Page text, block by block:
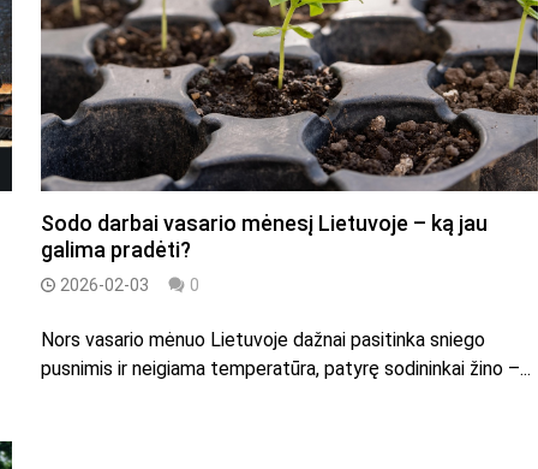
Sodo darbai vasario mėnesį Lietuvoje – ką jau
galima pradėti?
2026-02-03 0
Nors vasario mėnuo Lietuvoje dažnai pasitinka sniego
pusnimis ir neigiama temperatūra, patyrę sodininkai žino –...